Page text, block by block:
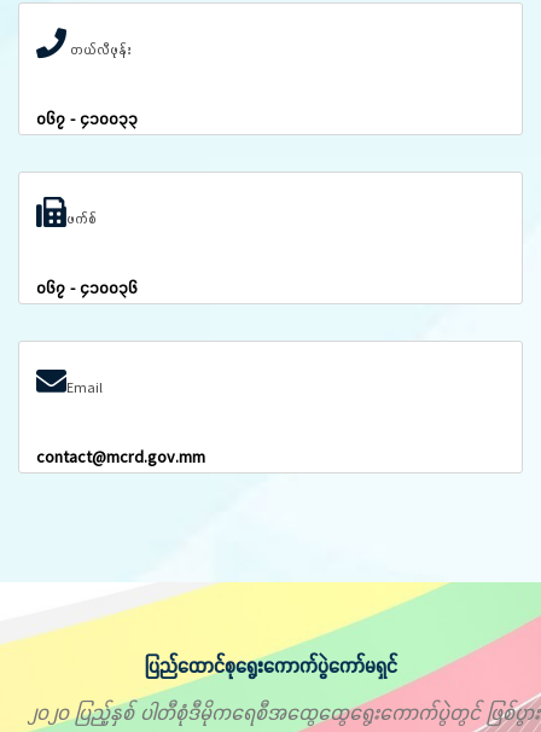
တယ်လီဖုန်း
၀၆၇ - ၄၁၀၀၃၃
ဖက်စ်
၀၆၇ - ၄၁၀၀၃၆
Email
contact@mcrd.gov.mm
ပြည်ထောင်စုရွေးကောက်ပွဲကော်မရှင်
၂၀၂၀ ပြည့်နှစ် ပါတီစုံဒီမိုကရေစီအထွေထွေရွေးကောက်ပွဲတွင် ဖြစ်ပွား